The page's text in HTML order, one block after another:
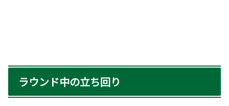
ラウンド中の立ち回り